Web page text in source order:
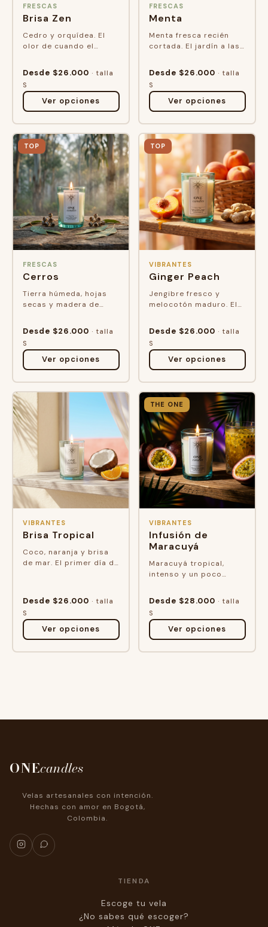
FRESCAS
Brisa Zen
Cedro y orquídea. El
olor de cuando el
contigo. Enfoque,
calma, presencia.
Desde $26.000 · talla
S
Ver opciones
FRESCAS
Menta
Menta fresca recién
cortada. El jardín a las
cuando el aire todavía
está limpio.
Desde $26.000 · talla
S
Ver opciones
TOP
FRESCAS
Cerros
Tierra húmeda, hojas
secas y madera de
después de la lluvia,
cuando nadie más ha
llegado todavía.
Desde $26.000 · talla
S
Ver opciones
TOP
VIBRANTES
Ginger Peach
Jengibre fresco y
melocotón maduro. El
tropicales que
descubres por primera
vez y no puedes irte si...
Desde $26.000 · talla
S
Ver opciones
VIBRANTES
Brisa Tropical
Coco, naranja y brisa
de mar. El primer día de
todo e...
Desde $26.000 · talla
S
Ver opciones
THE ONE
VIBRANTES
Infusión de
Maracuyá
Maracuyá tropical,
intenso y un poco
detiene en medio del
pasillo y te hace
preguntar de dónde ...
Desde $28.000 · talla
S
Ver opciones
ONEcandles
Velas artesanales con intención.
Hechas con amor en Bogotá,
Colombia.
TIENDA
Escoge tu vela
¿No sabes qué escoger?